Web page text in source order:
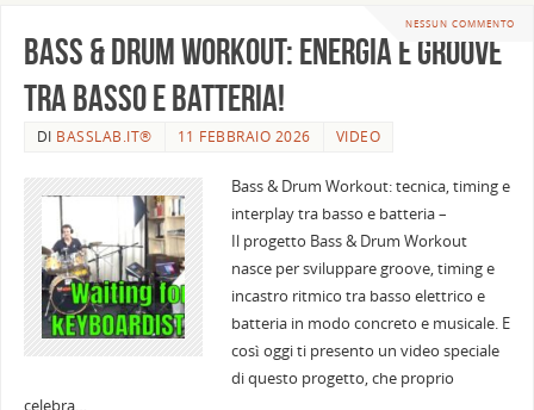
NESSUN COMMENTO
Bass & Drum Workout: energia e groove
tra basso e batteria!
DI BASSLAB.IT® 11 FEBBRAIO 2026 VIDEO
Bass & Drum Workout: tecnica, timing e
interplay tra basso e batteria –
Il progetto Bass & Drum Workout
nasce per sviluppare groove, timing e
incastro ritmico tra basso elettrico e
batteria in modo concreto e musicale. E
così oggi ti presento un video speciale
di questo progetto, che proprio